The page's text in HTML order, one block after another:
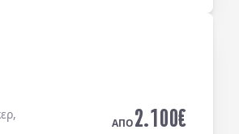
ΑΠΟ2.100€